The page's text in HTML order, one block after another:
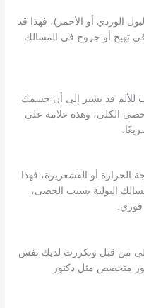
الوردي أو الأحمر)، فهذا قد
تهيج أو جروح في المسالك
للألم قد يشير إلى أن جسمك
حصى الكلى، وهذه علامة على
الحرارة أو القشعريرة، فهذا
البولية بسبب الحصى،
فوري.
من قبل وتكررت لديك نفس
متخصص مثل دكتور